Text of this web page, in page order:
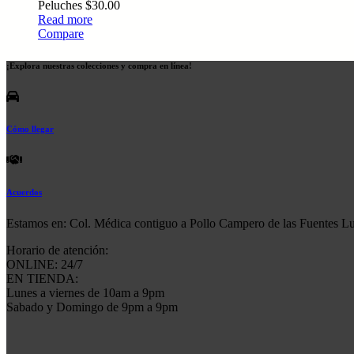
Peluches $30.00
Read more
Compare
¡Explora nuestras colecciones y compra en línea!
Cómo llegar
Acuerdos
Estamos en: Col. Médica contiguo a Pollo Campero de las Fuentes
Horario de atención:
ONLINE: 24/7
EN TIENDA:
Lunes a viernes de 10am a 9pm
Sabado y Domingo de 9pm a 9pm